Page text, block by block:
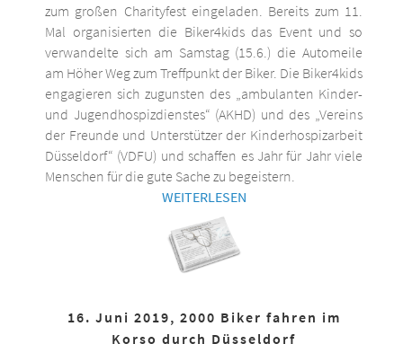
zum großen Charityfest eingeladen. Bereits zum 11.
Mal organisierten die Biker4kids das Event und so
verwandelte sich am Samstag (15.6.) die Automeile
am Höher Weg zum Treffpunkt der Biker. Die Biker4kids
engagieren sich zugunsten des „ambulanten Kinder-
und Jugendhospizdienstes“ (AKHD) und des „Vereins
der Freunde und Unterstützer der Kinderhospizarbeit
Düsseldorf“ (VDFU) und schaffen es Jahr für Jahr viele
Menschen für die gute Sache zu begeistern.
WEITERLESEN
16. Juni 2019, 2000 Biker fahren im
Korso durch Düsseldorf